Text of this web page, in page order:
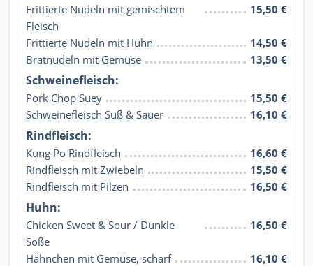
Frittierte Nudeln mit gemischtem
Fleisch
15,50 €
Frittierte Nudeln mit Huhn
14,50 €
Bratnudeln mit Gemüse
13,50 €
Schweinefleisch:
Pork Chop Suey
15,50 €
Schweinefleisch Süß & Sauer
16,10 €
Rindfleisch:
Kung Po Rindfleisch
16,60 €
Rindfleisch mit Zwiebeln
15,50 €
Rindfleisch mit Pilzen
16,50 €
Huhn:
Chicken Sweet & Sour / Dunkle
Soße
16,50 €
Hähnchen mit Gemüse, scharf 16,10 €